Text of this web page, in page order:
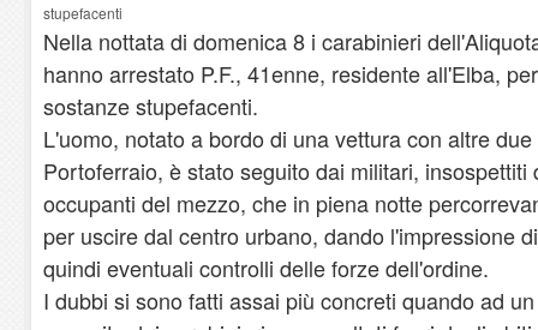
stupefacenti
Nella nottata di domenica 8 i carabinieri
hanno arrestato P.F., 41enne, residente all'Elba,
sostanze stupefacenti.
L'uomo, notato a bordo di una vettura con altre
Portoferraio, è stato seguito dai militari, insospettiti
occupanti del mezzo, che in piena notte
per uscire dal centro urbano, dando l'impressione
quindi eventuali controlli delle forze dell'ordine.
I dubbi si sono fatti assai più concreti quando ad